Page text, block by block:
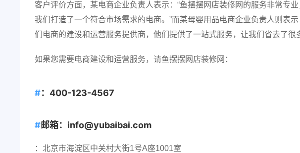
客户评价方面，某电商企业负责人表示：“鱼摆摆网店装修网的服务非常专
我们打造了一个符合市场需求的电商。”而某母婴用品电商企业负责人则表
们电商的建设和运营服务提供商，他们提供了一站式服务，让我们省去了很
如果您需要电商建设和运营服务，请鱼摆摆网店装修网：
：400-123-4567
邮箱：info@yubaibai.com
：北京市海淀区中关村大街1号A座1001室